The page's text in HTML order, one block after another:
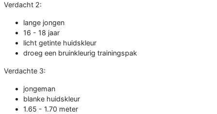
Verdacht 2:
lange jongen
16 - 18 jaar
licht getinte huidskleur
droeg een bruinkleurig trainingspak
Verdachte 3:
jongeman
blanke huidskleur
1.65 - 1.70 meter